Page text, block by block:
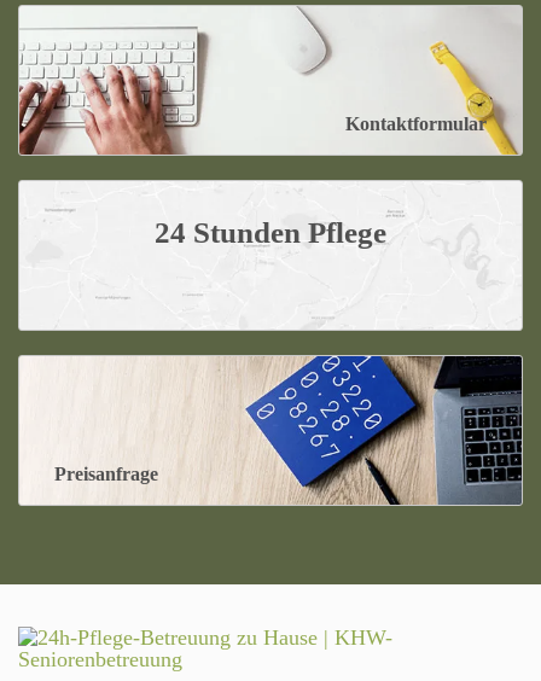
Kontaktformular
24 Stunden Pflege
Preisanfrage